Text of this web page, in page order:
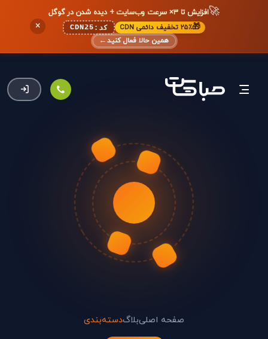
🚀افزایش تا ۳× سرعت وب‌سایت + دیده شدن در گوگل
🎁۲۵٪ تخفیف دائمی CDN کد: CDN25
همین حالا فعال کنید←
×
صفحه اصلیبلاگدسته‌بندی